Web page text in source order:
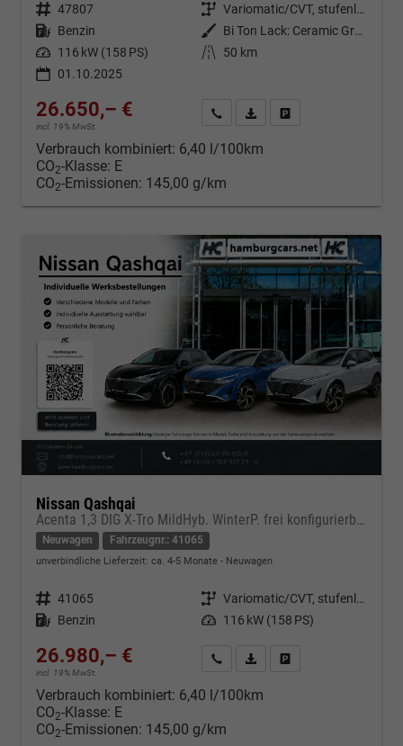
Fahrzeugnr. 47807 Getriebe
Variomatic/CVT, stufenlos
Kraftstoff Benzin Außenfarbe
Bi Ton Lack: Ceramic Grey (KBY) mit Dachfarbe Black Metallic (Z11)
Leistung 116 kW (158 PS) Kilometerstand
50 km
01.10.2025
26.650,– €
incl. 19% MwSt.
Kontakt & Angebot anfordern
PDF-Datei, Fahrzeugexposé
Verbrauch kombiniert: 6,40 l/100km
CO2-Klasse: E
CO2-Emissionen: 145,00 g/km
Nissan Qashqai
Acenta 1,3 DIG X-Tro MildHyb. WinterP. frei konfigurierbar !
Neuwagen Fahrzeugnr.: 41065
unverbindliche Lieferzeit: ca. 4-5 Monate Neuwagen
Fahrzeugnr. 41065 Getriebe
Variomatic/CVT, stufenlos
Kraftstoff Benzin Leistung 116 kW (158 PS)
26.980,– €
incl. 19% MwSt.
Kontakt & Angebot anfordern
PDF-Datei, Fahrzeugexposé
Verbrauch kombiniert: 6,40 l/100km
CO2-Klasse: E
CO2-Emissionen: 145,00 g/km